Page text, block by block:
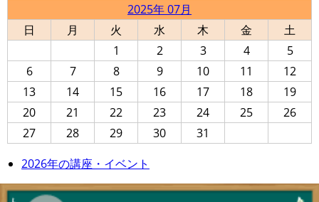
2025年 07月
日
月 火 水 木 金
土
1
2 3 4
5
6
7 8 9 10 11
12
13
14 15 16 17 18
19
20
21 22 23 24 25
26
27
28 29 30
31
2026年の講座・イベント